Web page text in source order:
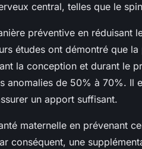
central, telles que le
préventive en réduisant
études ont démontré que la
la conception et durant le
anomalies de 50% à 70%. Il
un apport suffisant.
maternelle en prévenant
conséquent, une